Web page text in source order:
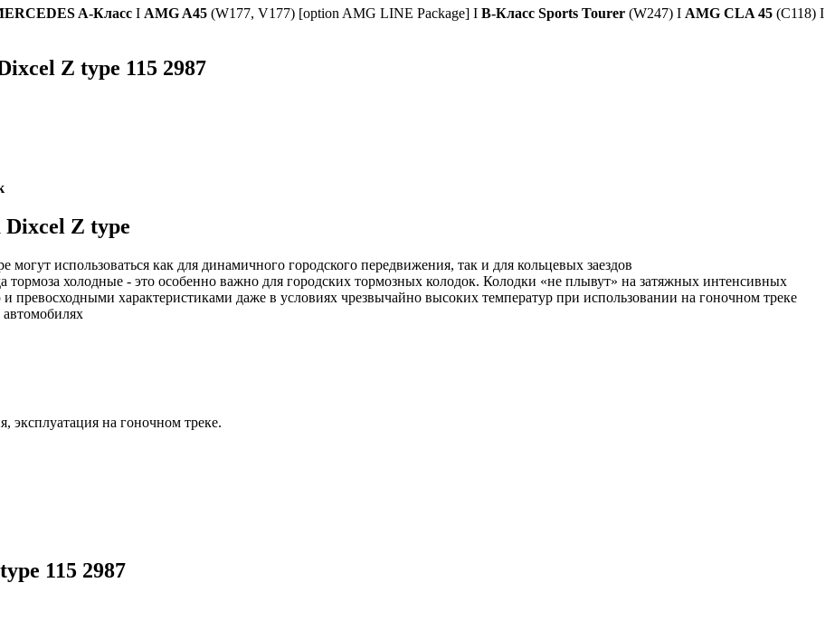
A-Класс I AMG A45 (W177, V177) [option AMG LINE Package] I B-Класс Sports Tourer (W247) I AMG CLA 45 (C118) I
Z type 115 2987
Dixcel Z type
использоваться как для динамичного городского передвижения, так и для кольцевых заездов
тормоза холодные - это особенно важно для городских тормозных колодок. Колодки «не плывут» на затяжных интенсивных
характеристиками даже в условиях чрезвычайно высоких температур при использовании на гоночном треке
эксплуатация на гоночном треке.
115 2987